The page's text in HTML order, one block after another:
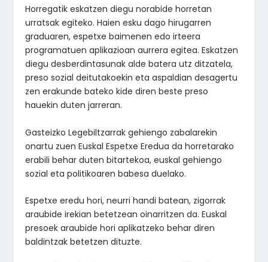
Horregatik eskatzen diegu norabide horretan
urratsak egiteko. Haien esku dago hirugarren
graduaren, espetxe baimenen edo irteera
programatuen aplikazioan aurrera egitea. Eskatzen
diegu desberdintasunak alde batera utz ditzatela,
preso sozial deitutakoekin eta aspaldian desagertu
zen erakunde bateko kide diren beste preso
hauekin duten jarreran.
Gasteizko Legebiltzarrak gehiengo zabalarekin
onartu zuen Euskal Espetxe Eredua da horretarako
erabili behar duten bitartekoa, euskal gehiengo
sozial eta politikoaren babesa duelako.
Espetxe eredu hori, neurri handi batean, zigorrak
araubide irekian betetzean oinarritzen da. Euskal
presoek araubide hori aplikatzeko behar diren
baldintzak betetzen dituzte.